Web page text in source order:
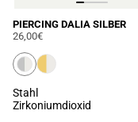
PIERCING DALIA SILBER
26,00€
Stahl
Zirkoniumdioxid